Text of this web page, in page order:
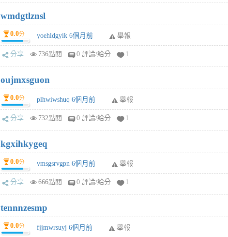
wmdgtlznsl
0.0分 yoehldgyik 6個月前 舉報
分享 736點閱 0 評論/給分 1
oujmxsguon
0.0分 plhwiwshuq 6個月前 舉報
分享 732點閱 0 評論/給分 1
kgxihkygeq
0.0分 vmsgsrvgpn 6個月前 舉報
分享 666點閱 0 評論/給分 1
tennnzesmp
0.0分 fjjmwrsuyj 6個月前 舉報